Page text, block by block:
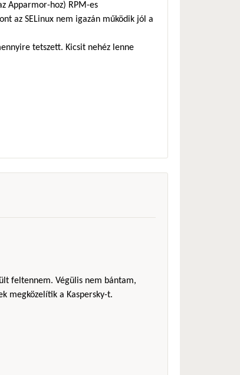
Apparmor-hoz) RPM-es
az SELinux nem igazán működik jól a
tetszett. Kicsit nehéz lenne
feltennem. Végülis nem bántam,
megközelítik a Kaspersky-t.